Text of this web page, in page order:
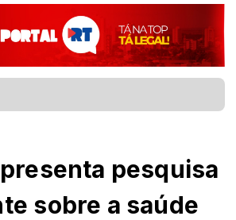
pesquisa
sobre a saúde